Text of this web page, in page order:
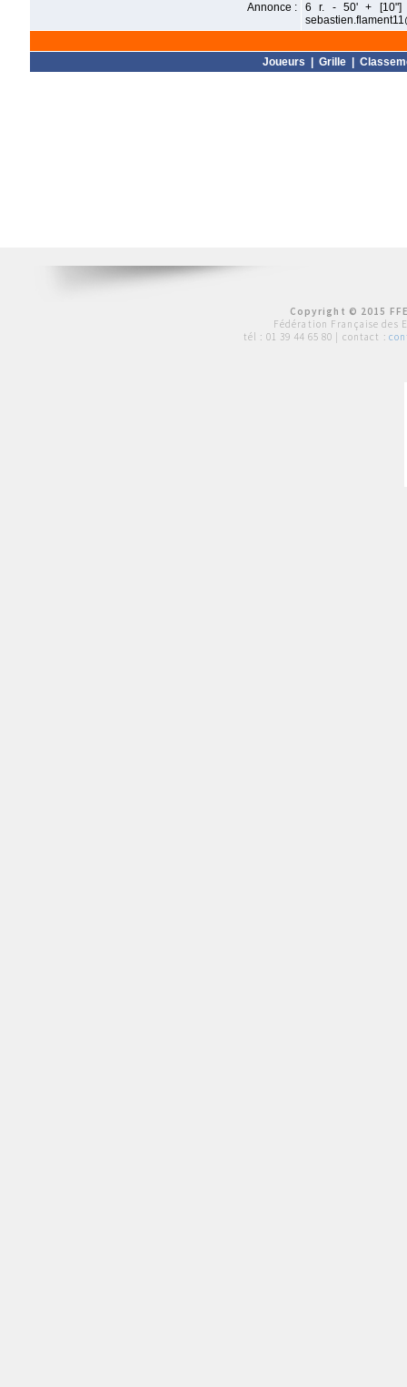
Annonce :
6 r. - 50' + [10"]
Joueurs Grille
Copyright © 2015
Fédération Française des
tél : 01 39 44 65 80 | contact :